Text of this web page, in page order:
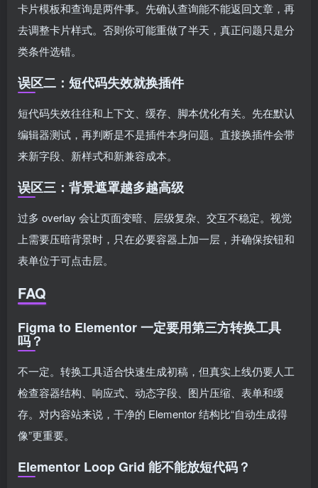
卡片模板和查询是两件事。先确认查询能不能返回文章，再
去调整卡片样式。否则你可能重做了半天，真正问题只是分
类条件选错。
误区二：短代码失效就换插件
短代码失效往往和上下文、缓存、脚本优化有关。先在默认
编辑器测试，再判断是不是插件本身问题。直接换插件会带
来新字段、新样式和新兼容成本。
误区三：背景遮罩越多越高级
过多 overlay 会让页面变暗、层级复杂、交互不稳定。视觉
上需要压暗背景时，只在必要容器上加一层，并确保按钮和
表单位于可点击层。
FAQ
Figma to Elementor 一定要用第三方转换工具
吗？
不一定。转换工具适合快速生成初稿，但真实上线仍要人工
检查容器结构、响应式、动态字段、图片压缩、表单和缓
存。对内容站来说，干净的 Elementor 结构比“自动生成得
像”更重要。
Elementor Loop Grid 能不能放短代码？